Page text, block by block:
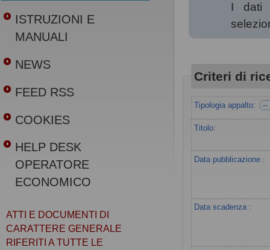
I dati
Criteri di
Tipologia appalto:
Titolo:
Data pubblicazione :
Data scadenza :
ISTRUZIONI E
MANUALI
NEWS
FEED RSS
COOKIES
HELP DESK
OPERATORE
ECONOMICO
ATTI E DOCUMENTI DI
CARATTERE GENERALE
RIFERITI A TUTTE LE